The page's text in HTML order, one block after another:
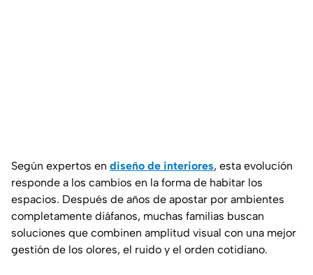
Según expertos en diseño de interiores, esta evolución
responde a los cambios en la forma de habitar los
espacios. Después de años de apostar por ambientes
completamente diáfanos, muchas familias buscan
soluciones que combinen amplitud visual con una mejor
gestión de los olores, el ruido y el orden cotidiano.